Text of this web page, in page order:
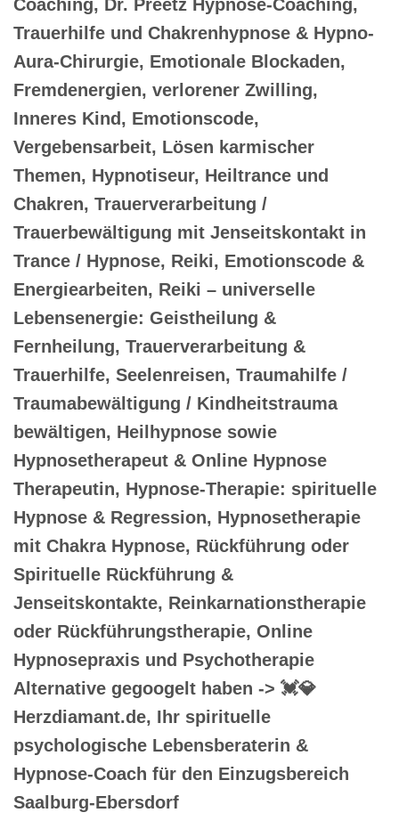
Coaching, Dr. Preetz Hypnose-Coaching,
Trauerhilfe und Chakrenhypnose & Hypno-
Aura-Chirurgie, Emotionale Blockaden,
Fremdenergien, verlorener Zwilling,
Inneres Kind, Emotionscode,
Vergebensarbeit, Lösen karmischer
Themen, Hypnotiseur, Heiltrance und
Chakren, Trauerverarbeitung /
Trauerbewältigung mit Jenseitskontakt in
Trance / Hypnose, Reiki, Emotionscode &
Energiearbeiten, Reiki – universelle
Lebensenergie: Geistheilung &
Fernheilung, Trauerverarbeitung &
Trauerhilfe, Seelenreisen, Traumahilfe /
Traumabewältigung / Kindheitstrauma
bewältigen, Heilhypnose sowie
Hypnosetherapeut & Online Hypnose
Therapeutin, Hypnose-Therapie: spirituelle
Hypnose & Regression, Hypnosetherapie
mit Chakra Hypnose, Rückführung oder
Spirituelle Rückführung &
Jenseitskontakte, Reinkarnationstherapie
oder Rückführungstherapie, Online
Hypnosepraxis und Psychotherapie
Alternative gegoogelt haben -> 💓️💎
Herzdiamant.de, Ihr spirituelle
psychologische Lebensberaterin &
Hypnose-Coach für den Einzugsbereich
Saalburg-Ebersdorf